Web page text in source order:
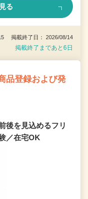
る
掲載終了日： 2026/08/14
掲載終了まであと6日
品登録および発
後を見込めるフリ
／在宅OK